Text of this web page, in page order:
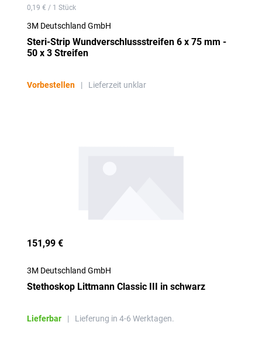
0,19 € / 1 Stück
3M Deutschland GmbH
Steri-Strip Wundverschlussstreifen 6 x 75 mm -
50 x 3 Streifen
Vorbestellen | Lieferzeit unklar
151,99 €
3M Deutschland GmbH
Stethoskop Littmann Classic III in schwarz
Lieferbar | Lieferung in 4-6 Werktagen.